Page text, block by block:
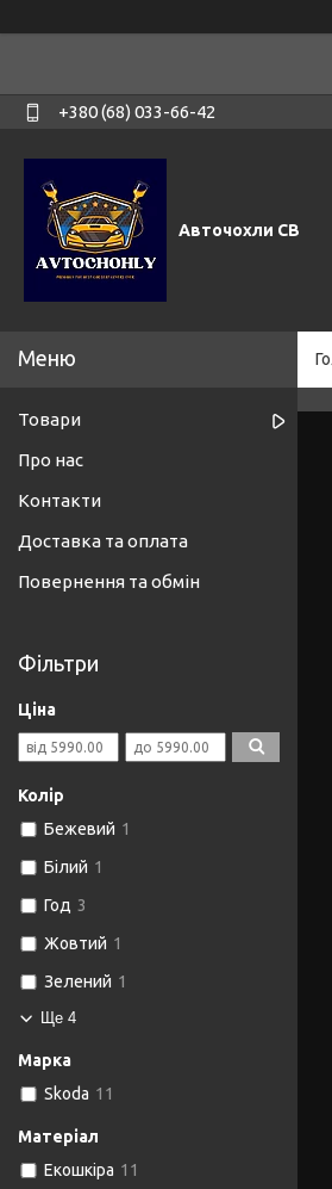
+380 (68) 033-66-42
Авточохли СВ
Товари
Про нас
Контакти
Доставка та оплата
Повернення та обмін
Фільтри
Ціна
Колір
Бежевий 1
Білий 1
Год 3
Жовтий 1
Зелений 1
Ще 4
Марка
Skoda 11
Матеріал
Екошкіра 11